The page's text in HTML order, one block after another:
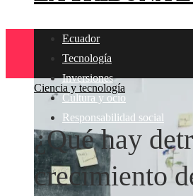
Ecuador
Tecnología
Inversiones
Cultura y ocio
Responsabilidad social
Ciencia y tecnología
¿Qué hay
crecimiento